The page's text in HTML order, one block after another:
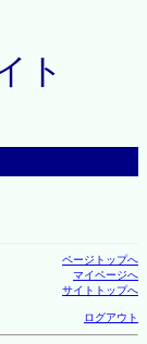
ト
ページトップへ
マイページへ
サイトトップへ
ログアウト